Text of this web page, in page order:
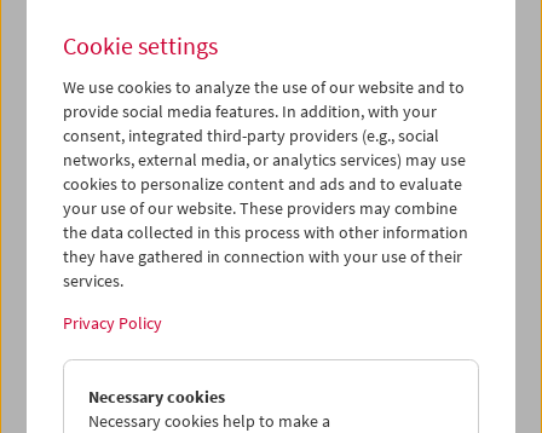
Cookie settings
We use cookies to analyze the use of our website and to
provide social media features. In addition, with your
consent, integrated third-party providers (e.g., social
networks, external media, or analytics services) may use
cookies to personalize content and ads and to evaluate
your use of our website. These providers may combine
the data collected in this process with other information
they have gathered in connection with your use of their
services.
Privacy Policy
Necessary cookies
Necessary cookies help to make a